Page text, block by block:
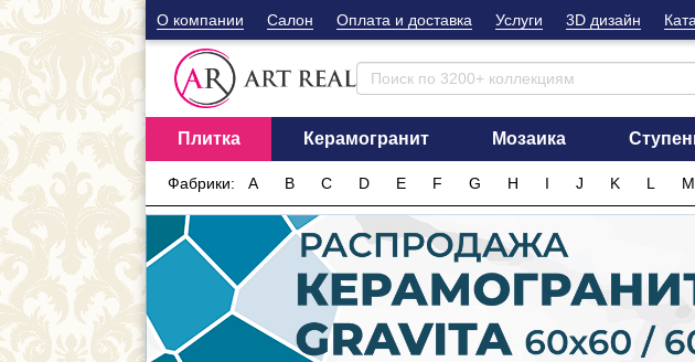
О компании Cалон Оплата и доставка Услуги 3D дизайн
Плитка Керамогранит Мозаика
Фабрики: A B C D E F G H I J K L M